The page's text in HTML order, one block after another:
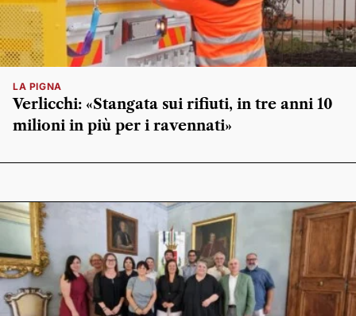
LA PIGNA
Verlicchi: «Stangata sui rifiuti, in tre anni 10
milioni in più per i ravennati»